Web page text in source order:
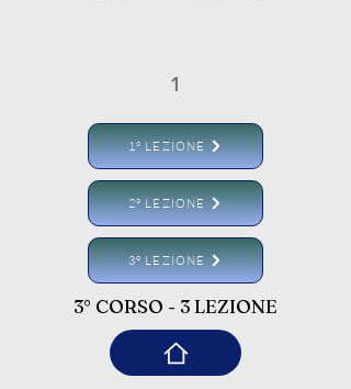
1
1° LEZIONE
2° LEZIONE
3° LEZIONE
3° CORSO - 3 LEZIONE